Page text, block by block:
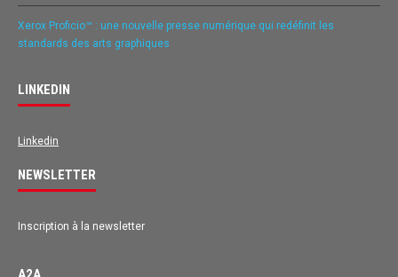
Xerox Proficio™ : une nouvelle presse numérique qui redéfinit les
standards des arts graphiques
LINKEDIN
Linkedin
NEWSLETTER
Inscription à la newsletter